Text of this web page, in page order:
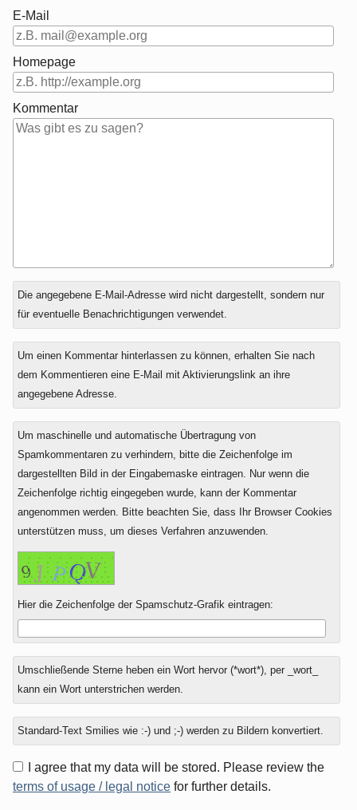
E-Mail
Homepage
Kommentar
Antwort
zu
Die angegebene E-Mail-Adresse wird nicht dargestellt, sondern nur
für eventuelle Benachrichtigungen verwendet.
Um einen Kommentar hinterlassen zu können, erhalten Sie nach
dem Kommentieren eine E-Mail mit Aktivierungslink an ihre
angegebene Adresse.
Um maschinelle und automatische Übertragung von
Spamkommentaren zu verhindern, bitte die Zeichenfolge im
dargestellten Bild in der Eingabemaske eintragen. Nur wenn die
Zeichenfolge richtig eingegeben wurde, kann der Kommentar
angenommen werden. Bitte beachten Sie, dass Ihr Browser Cookies
unterstützen muss, um dieses Verfahren anzuwenden.
Hier die Zeichenfolge der Spamschutz-Grafik eintragen:
Umschließende Sterne heben ein Wort hervor (*wort*), per _wort_
kann ein Wort unterstrichen werden.
Standard-Text Smilies wie :-) und ;-) werden zu Bildern konvertiert.
I agree that my data will be stored. Please review the
terms of usage / legal notice for further details.